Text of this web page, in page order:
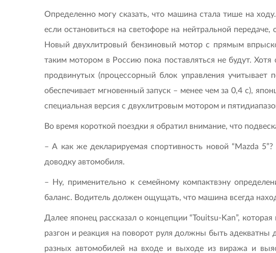
Определенно могу сказать, что машина стала тише на
если остановиться на светофоре на нейтральной
Новый двухлитровый бензиновый мотор с прямым
таким мотором в Россию пока поставляться не будут. Хотя
продвинутых (процессорный блок управления
обеспечивает мгновенный запуск – менее чем за 0,4 с),
специальная версия с двухлитровым мотором и
Во время короткой поездки я обратил внимание, что
– А как же декларируемая спортивность новой “Mazda
доводку автомобиля.
– Ну, применительно к семейному компактвэну
баланс. Водитель должен ощущать, что машина всегда
Далее японец рассказал о концепции “Touitsu-Kan”,
разгон и реакция на поворот руля должны быть адекватны
разных автомобилей на входе и выходе из виража и